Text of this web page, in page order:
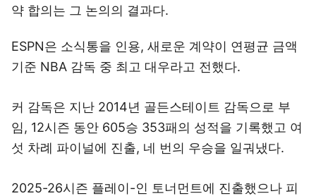
약 합의는 그 논의의 결과다.
ESPN은 소식통을 인용, 새로운 계약이 연평균 금액
기준 NBA 감독 중 최고 대우라고 전했다.
커 감독은 지난 2014년 골든스테이트 감독으로 부
임, 12시즌 동안 605승 353패의 성적을 기록했고 여
섯 차례 파이널에 진출, 네 번의 우승을 일궈냈다.
2025-26시즌 플레이-인 토너먼트에 진출했으나 피